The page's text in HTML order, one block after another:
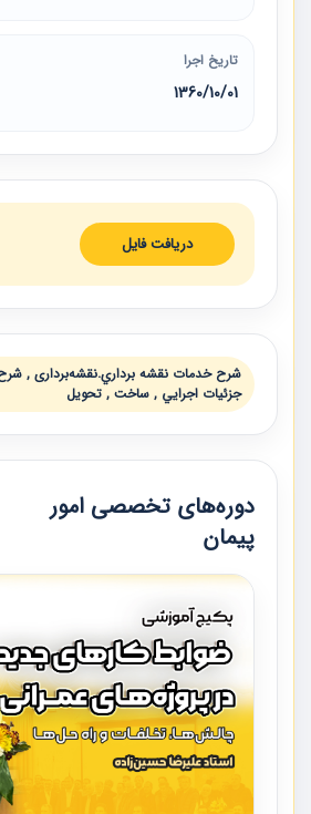
تاریخ اجرا
1360/10/01
دریافت فایل
شرح خدمات نقشه برداري.نقشه‌برداری ,
جزئيات اجرايي , ساخت , تحويل
دوره‌های تخصصی امور
پیمان